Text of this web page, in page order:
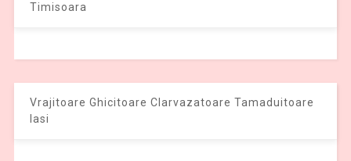
Timisoara
Vrajitoare Ghicitoare Clarvazatoare Tamaduitoare
Iasi